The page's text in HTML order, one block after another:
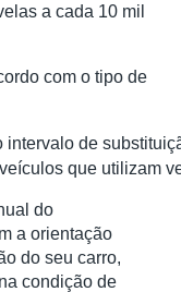
a cada 10 mil
com o tipo de
de
que utilizam
do
a orientação
do seu carro,
condição de